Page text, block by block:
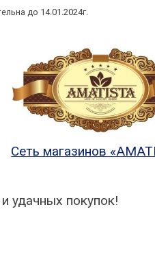
до 14.01.2024г.
Сеть магазинов
удачных покупок!